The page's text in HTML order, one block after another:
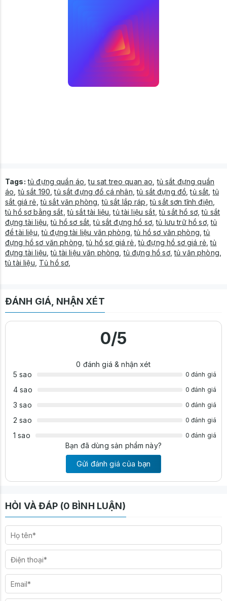
Tags: tủ đựng quần áo ,tu sat treo quan ao ,tủ sắt đựng quần
áo ,tủ sắt 190 ,tủ sắt đựng đồ cá nhân ,tủ sắt đựng đồ ,tủ sắt ,tủ
sắt giá rẻ ,tủ sắt văn phòng ,tủ sắt lắp ráp ,tủ sắt sơn tĩnh điện
tủ hồ sơ bằng sắt ,tủ sắt tài liệu ,tủ tài liệu sắt,tủ sắt hồ sơ,tủ sắt
đựng tài liệu ,tủ hồ sơ sắt ,tủ sắt đựng hồ sơ,tủ lưu trữ hồ sơ,tủ
để tài liệu ,tủ đựng tài liệu văn phòng ,tủ hồ sơ văn phòng ,tủ
đựng hồ sơ văn phòng ,tủ hồ sơ giá rẻ ,tủ đựng hồ sơ giá rẻ,tủ
đựng tài liệu ,tủ tài liệu văn phòng ,tủ đựng hồ sơ,tủ văn phòng
tủ tài liệu Tủ hồ sơ
ĐÁNH GIÁ, NHẬN XÉT
0/5
0 đánh giá & nhận xét
5 sao
0 đánh giá
4 sao 0 đánh giá
3 sao 0 đánh giá
2 sao 0 đánh giá
1 sao 0 đánh giá
Bạn đã dùng sản phẩm này?
Gửi đánh giá của bạn
HỎI VÀ ĐÁP (0 BÌNH LUẬN)